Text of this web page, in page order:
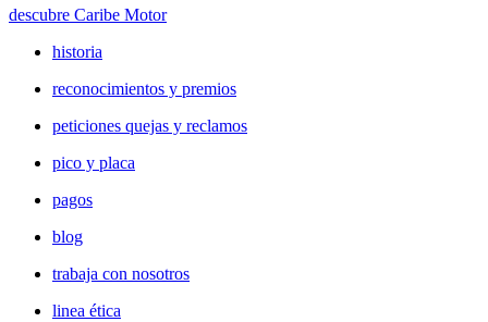
descubre Caribe Motor
historia
reconocimientos y premios
peticiones quejas y reclamos
pico y placa
pagos
blog
trabaja con nosotros
linea ética